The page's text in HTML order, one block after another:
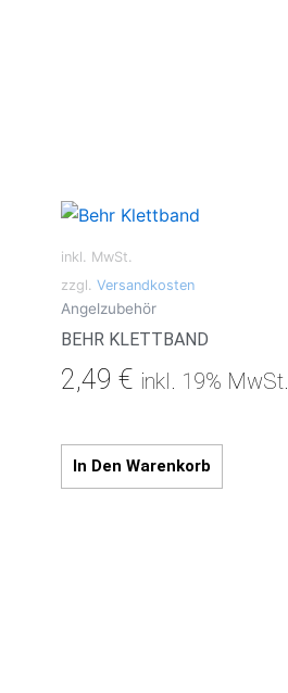
inkl. MwSt.
zzgl. Versandkosten
Angelzubehör
BEHR KLETTBAND
2,49 € inkl. 19% MwSt.
In Den Warenkorb